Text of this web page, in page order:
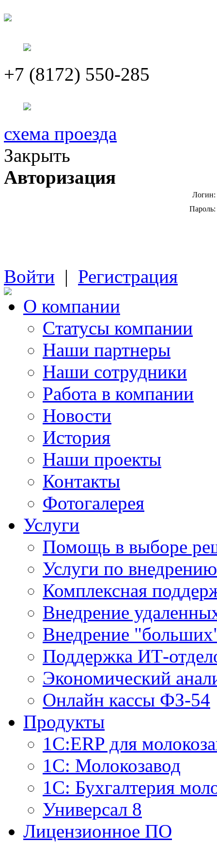
+7 (8172) 550-285
схема проезда
Закрыть
Авторизация
Логин:
Пароль:
Войти | Регистрация
О компании
Cтатусы компании
Наши партнеры
Наши сотрудники
Работа в компании
Новости
История
Наши проекты
Контакты
Фотогалерея
Услуги
Помощь в выборе
Услуги по внедрению
Комплексная
Внедрение
Внедрение
Поддержка ИТ-
Экономический
Онлайн кассы ФЗ-54
Продукты
1С:ERP для
1C: Молокозавод
1С: Бухгалтерия
Универсал 8
Лицензионное ПО